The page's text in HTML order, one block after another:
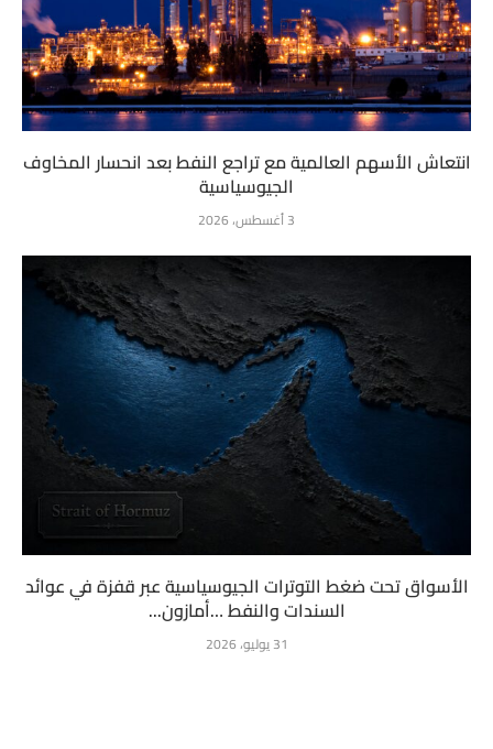
انتعاش الأسهم العالمية مع تراجع النفط بعد انحسار المخاوف
الجيوسياسية
3 أغسطس، 2026
الأسواق تحت ضغط التوترات الجيوسياسية عبر قفزة في عوائد
السندات والنفط …أمازون...
31 يوليو، 2026